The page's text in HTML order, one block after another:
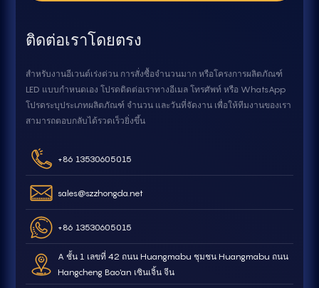
ติดต่อเราโดยตรง
สำหรับงานอีเวนต์เร่งด่วน การสั่งซื้อจำนวนมาก หรือโครงการผลิตภัณฑ์
LED แบบกำหนดเอง โปรดติดต่อเราทางอีเมล โทรศัพท์ หรือ WhatsApp
โปรดระบุประเภทผลิตภัณฑ์ จำนวน และวันที่จัดงาน เพื่อให้ทีมงานของเรา
สามารถตอบกลับได้รวดเร็วยิ่งขึ้น
+86 13530605015
sales@szzhongda.net
+86 13530605015
A ชั้น 1 เลขที่ 42 ถนน Huangmabu ชุมชน Huangmabu ถนน
Hangcheng Bao'an เซินเจิ้น จีน